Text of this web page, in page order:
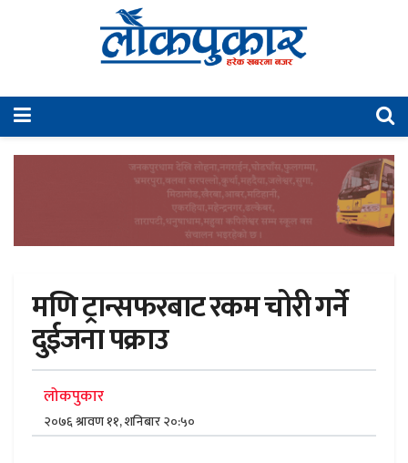
मणि ट्रान्सफरबाट रकम चोरी गर्ने
दुईजना पक्राउ
लोकपुकार
२०७६ श्रावण ११, शनिबार २०:५०